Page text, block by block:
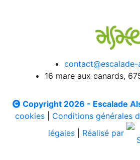
contact@escalade-
16 mare aux canards,
Copyright 2026 - Escalade
cookies| Conditions générales
légales
Réalisé par